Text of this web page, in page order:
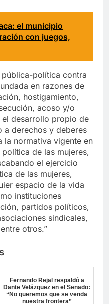
el municipio
con juegos,
política contra
en razones de
hostigamiento,
acoso y/o
el desarrollo propio de
a derechos y deberes
la normativa vigente en
de las mujeres,
el ejercicio
de las mujeres,
espacio de la vida
instituciones
partidos políticos,
sindicales,
otros.”
Fernando Rejal respaldó a
Dante Velázquez en el Senado:
“No queremos que se venda
nuestra frontera”